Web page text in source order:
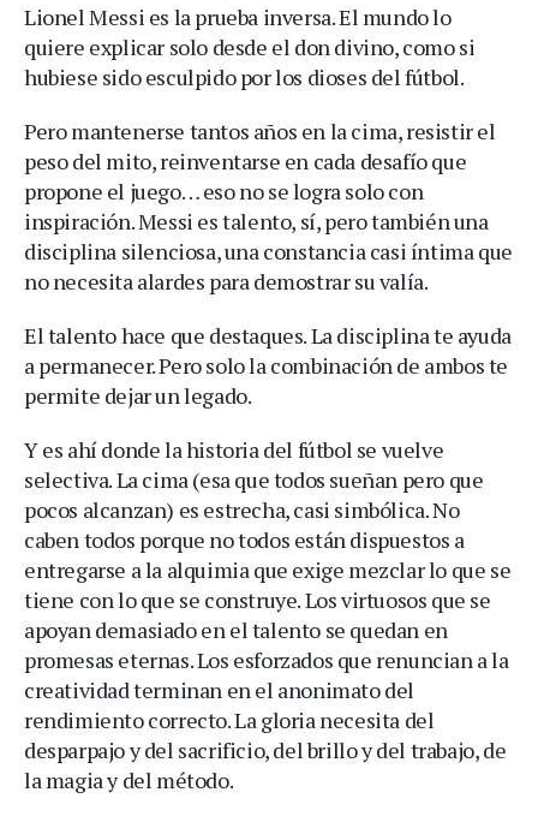
Lionel Messi es la prueba inversa. El mundo lo
quiere explicar solo desde el don divino, como si
hubiese sido esculpido por los dioses del fútbol.
Pero mantenerse tantos años en la cima, resistir el
peso del mito, reinventarse en cada desafío que
propone el juego… eso no se logra solo con
inspiración. Messi es talento, sí, pero también una
disciplina silenciosa, una constancia casi íntima que
no necesita alardes para demostrar su valía.
El talento hace que destaques. La disciplina te ayuda
a permanecer. Pero solo la combinación de ambos te
permite dejar un legado.
Y es ahí donde la historia del fútbol se vuelve
selectiva. La cima (esa que todos sueñan pero que
pocos alcanzan) es estrecha, casi simbólica. No
caben todos porque no todos están dispuestos a
entregarse a la alquimia que exige mezclar lo que se
tiene con lo que se construye. Los virtuosos que se
apoyan demasiado en el talento se quedan en
promesas eternas. Los esforzados que renuncian a la
creatividad terminan en el anonimato del
rendimiento correcto. La gloria necesita del
desparpajo y del sacrificio, del brillo y del trabajo, de
la magia y del método.